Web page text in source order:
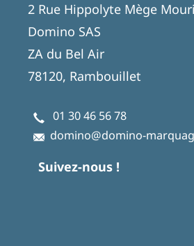
2 Rue Hippolyte Mège
Domino SAS
ZA du Bel Air
78120, Rambouillet
01 30 46 56 78
domino@domino-
Suivez-nous !